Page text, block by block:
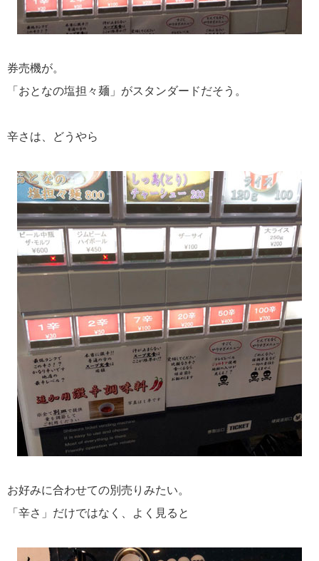
券売機が。
「おとなの塩担々麺」がスタンダードだそう。
辛さは、どうやら
お好みに合わせての別売りみたい。
「辛さ」だけではなく、よく見ると